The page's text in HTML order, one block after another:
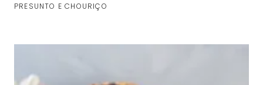
PRESUNTO E CHOURIÇO